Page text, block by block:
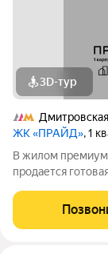
3D-тур
Дмитровская
ЖК «ПРАЙД», 1
В жилом
продается
PIONEER. Ключи в